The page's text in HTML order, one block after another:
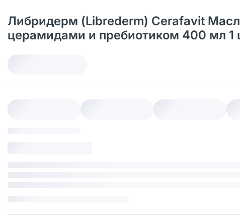
Либридерм (Librederm) Cerafavit
церамидами и пребиотиком 400 мл 1